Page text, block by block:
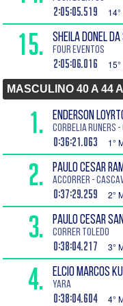
2:05:05.519
15. SHEILA DONEL
Four Eventos
2:05:06.016
MASCULINO 40 A 44
1. ENDERSON
Corbelia Runers -
0:36:21.063 1°
2. PAULO CESAR
Accorrer -
0:37:29.259 2°
3. PAULO CESAR
Correr Toledo
0:38:04.217 3°
4. ELCIO MARCOS
YARA
0:38:04.604 4°